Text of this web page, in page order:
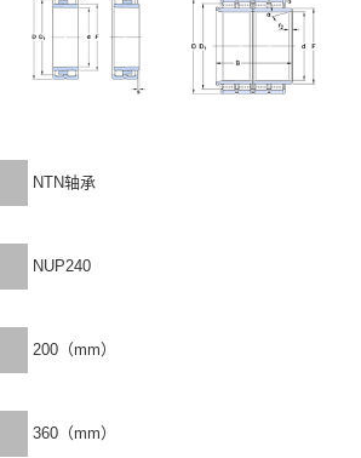
NTN轴承
NUP240
200（mm）
360（mm）